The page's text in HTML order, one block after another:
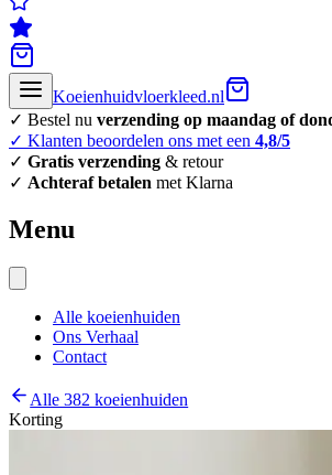
Koeienhuidvloerkleed.nl
✓ Bestel nu verzending op maandag of
✓ Klanten beoordelen ons met een 4,8/5
✓ Gratis verzending & retour
✓ Achteraf betalen met Klarna
Menu
Alle koeienhuiden
Ons Verhaal
Contact
Alle 382 koeienhuiden
Korting